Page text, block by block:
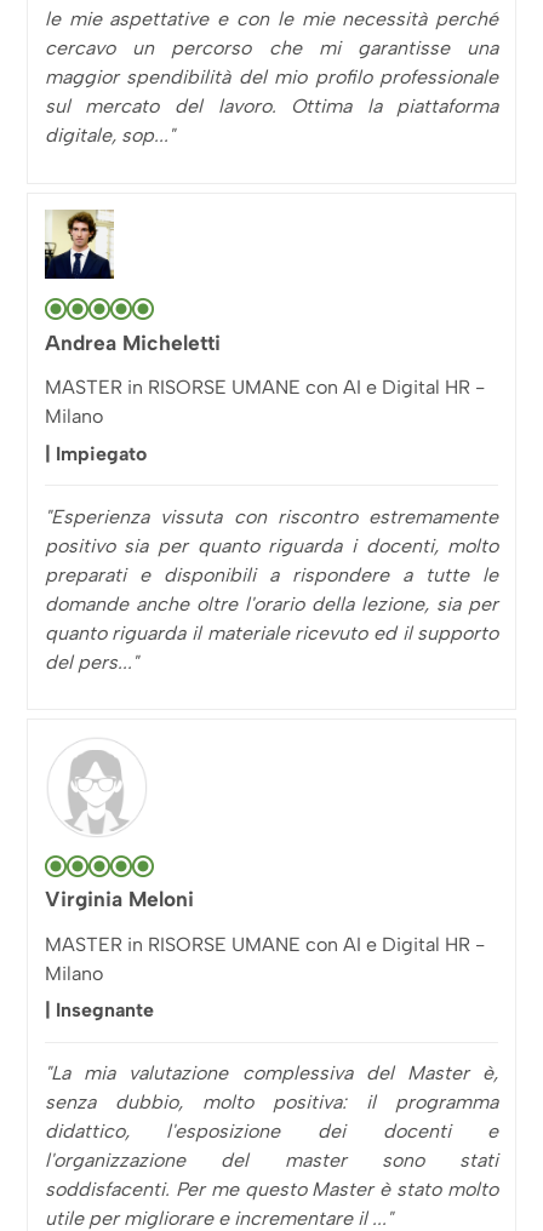
le mie aspettative e con le mie necessità perché
cercavo un percorso che mi garantisse una
maggior spendibilità del mio profilo professionale
sul mercato del lavoro. Ottima la piattaforma
digitale, sop..."
Andrea Micheletti
MASTER in RISORSE UMANE con AI e Digital HR -
Milano
| Impiegato
"Esperienza vissuta con riscontro estremamente
positivo sia per quanto riguarda i docenti, molto
preparati e disponibili a rispondere a tutte le
domande anche oltre l'orario della lezione, sia per
quanto riguarda il materiale ricevuto ed il supporto
del pers..."
Virginia Meloni
MASTER in RISORSE UMANE con AI e Digital HR -
Milano
| Insegnante
"La mia valutazione complessiva del Master è,
senza dubbio, molto positiva: il programma
didattico, l'esposizione dei docenti e
l'organizzazione del master sono stati
soddisfacenti. Per me questo Master è stato molto
utile per migliorare e incrementare il ..."